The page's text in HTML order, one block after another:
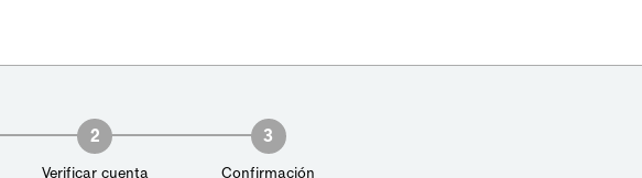
2
Verificar cuenta
3
Confirmación